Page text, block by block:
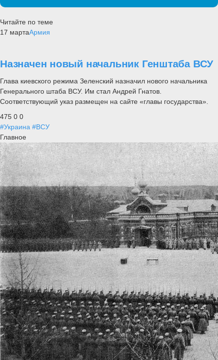
Читайте по теме
17 мартаАрмия
Назначен новый начальник Генштаба ВСУ
Глава киевского режима Зеленский назначил нового начальника
Генерального штаба ВСУ. Им стал Андрей Гнатов.
Соответствующий указ размещен на сайте «главы государства».
475 0 0
#Украина #ВСУ
Главное